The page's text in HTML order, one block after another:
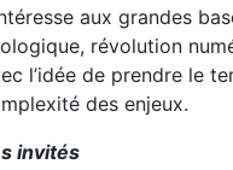
aux grandes
révolution
l’idée de prendre le
des enjeux.
invités